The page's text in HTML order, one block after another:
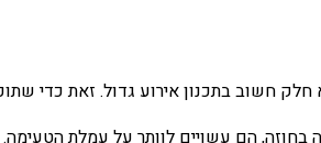
חלק חשוב בתכנון אירוע גדול. זאת כדי